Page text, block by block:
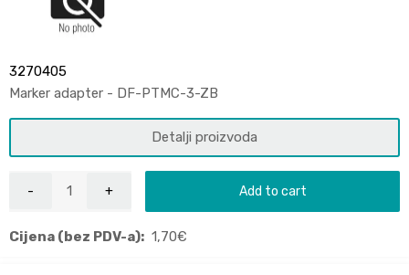
3270405
Marker adapter - DF-PTMC-3-ZB
Detalji proizvoda
Add to cart
Cijena (bez PDV-a): 1,70€